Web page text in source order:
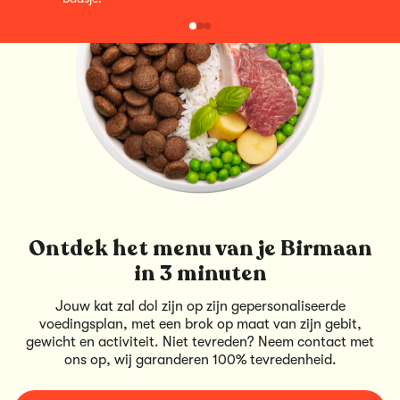
Ontdek het menu van je Birmaan
in 3 minuten
Jouw kat zal dol zijn op zijn gepersonaliseerde
voedingsplan, met een brok op maat van zijn gebit,
gewicht en activiteit. Niet tevreden? Neem contact met
ons op, wij garanderen 100% tevredenheid.